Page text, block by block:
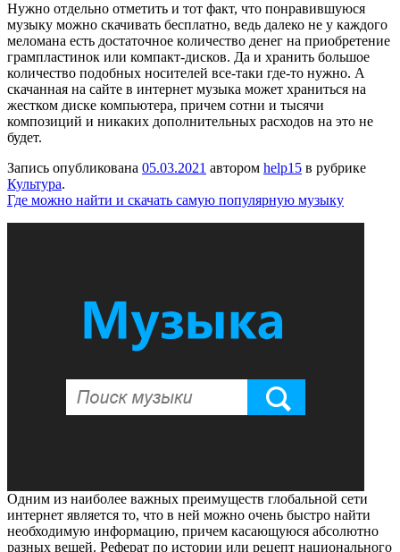
Нужно отдельно отметить и тот факт, что понравившуюся
музыку можно скачивать бесплатно, ведь далеко не у каждого
меломана есть достаточное количество денег на приобретение
грампластинок или компакт-дисков. Да и хранить большое
количество подобных носителей все-таки где-то нужно. А
скачанная на сайте в интернет музыка может храниться на
жестком диске компьютера, причем сотни и тысячи
композиций и никаких дополнительных расходов на это не
будет.
Запись опубликована 05.03.2021 автором help15 в рубрике
Культура.
Где можно найти и скачать самую популярную музыку
Одним из наиболее важных преимуществ глобальной сети
интернет является то, что в ней можно очень быстро найти
необходимую информацию, причем касающуюся абсолютно
разных вещей. Реферат по истории или рецепт национального